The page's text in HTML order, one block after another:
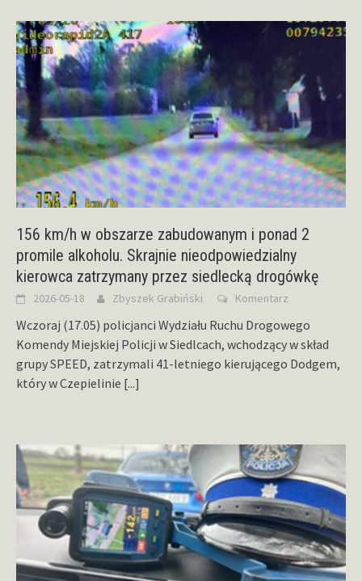
156 km/h w obszarze zabudowanym i ponad 2
promile alkoholu. Skrajnie nieodpowiedzialny
kierowca zatrzymany przez siedlecką drogówkę
2026-05-18 Zbyszek Grabiński Komentarz
Wczoraj (17.05) policjanci Wydziału Ruchu Drogowego
Komendy Miejskiej Policji w Siedlcach, wchodzący w skład
grupy SPEED, zatrzymali 41-letniego kierującego Dodgem,
który w Czepielinie [...]